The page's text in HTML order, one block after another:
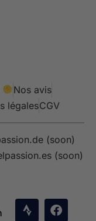
Nos avis
légalesCGV
(soon)
(soon)